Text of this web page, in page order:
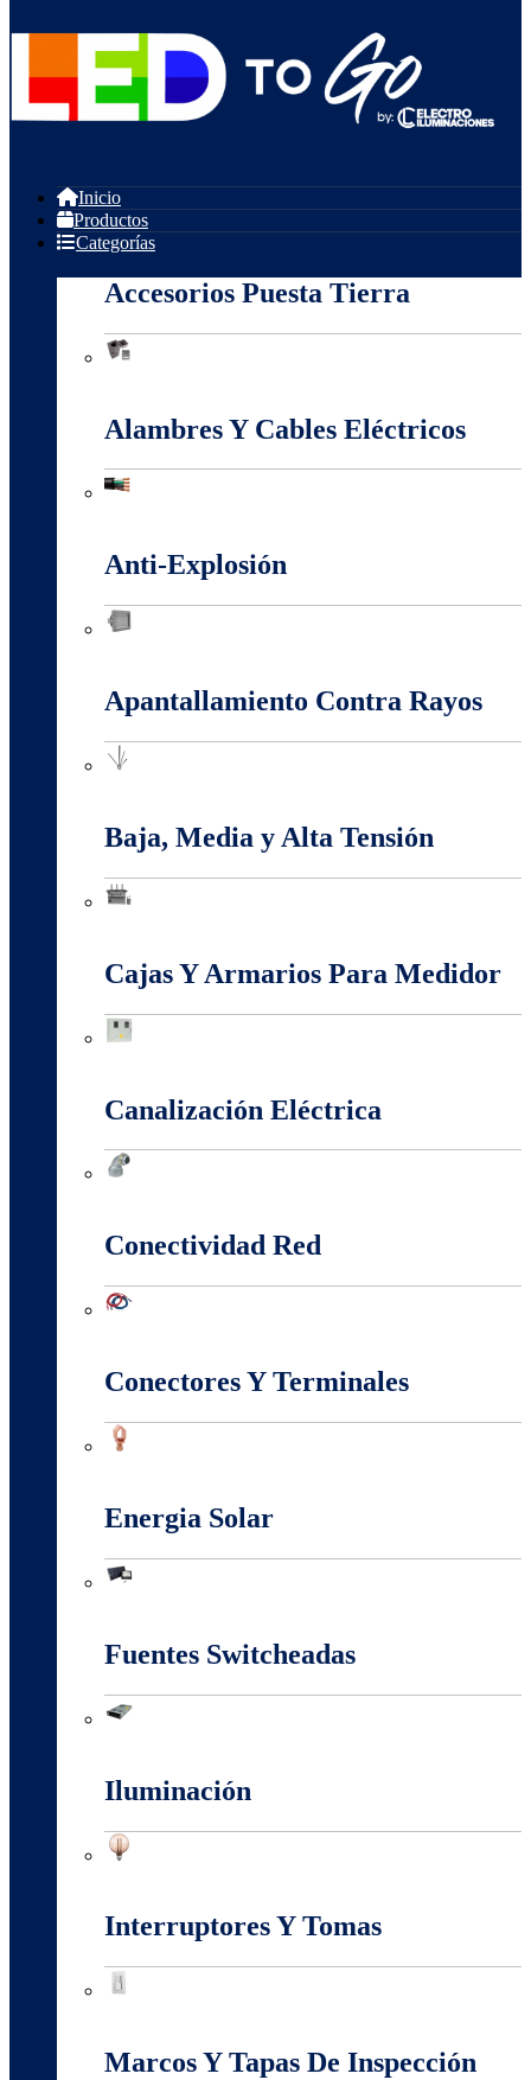
Inicio
Productos
Categorías
Accesorios Puesta Tierra
Alambres Y Cables Eléctricos
Anti-Explosión
Apantallamiento Contra Rayos
Baja, Media y Alta Tensión
Cajas Y Armarios Para Medidor
Canalización Eléctrica
Conectividad Red
Conectores Y Terminales
Energia Solar
Fuentes Switcheadas
Iluminación
Interruptores Y Tomas
Marcos Y Tapas De Inspección